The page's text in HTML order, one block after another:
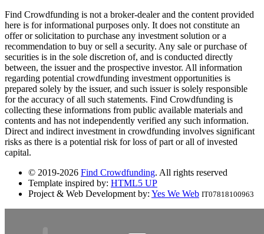
Find Crowdfunding is not a broker-dealer and the content provided
here is for informational purposes only. It does not constitute an
offer or solicitation to purchase any investment solution or a
recommendation to buy or sell a security. Any sale or purchase of
securities is in the sole discretion of, and is conducted directly
between, the issuer and the prospective investor. All information
regarding potential crowdfunding investment opportunities is
prepared solely by the issuer, and such issuer is solely responsible
for the accuracy of all such statements. Find Crowdfunding is
collecting these informations from public available materials and
contents and has not independently verified any such information.
Direct and indirect investment in crowdfunding involves significant
risks as there is a potential risk for loss of part or all of invested
capital.
© 2019-2026 Find Crowdfunding. All rights reserved
Template inspired by: HTML5 UP
Project & Web Development by: Yes We Web IT07818100963